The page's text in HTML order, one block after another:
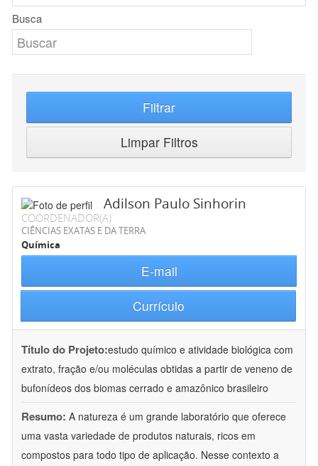
Busca
Filtrar
Limpar Filtros
Adilson Paulo Sinhorin
COORDENADOR(A)
CIÊNCIAS EXATAS E DA TERRA
Química
E-mail
Currículo
Título do Projeto:estudo químico e atividade biológica com
extrato, fração e/ou moléculas obtidas a partir de veneno de
bufonídeos dos biomas cerrado e amazônico brasileiro
Resumo: A natureza é um grande laboratório que oferece
uma vasta variedade de produtos naturais, ricos em
compostos para todo tipo de aplicação. Nesse contexto a